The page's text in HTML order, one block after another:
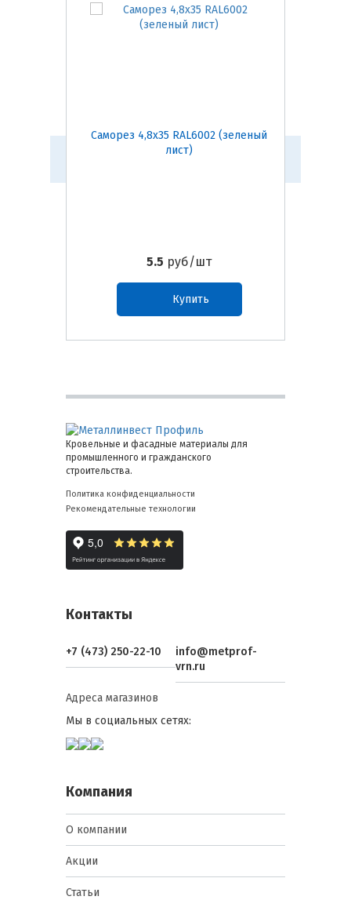
Саморез 4,8х35 RAL6002 (зеленый
лист)
5.5 руб/шт
Купить
Кровельные и фасадные материалы для
промышленного и гражданского
строительства.
Политика конфиденциальности
Рекомендательные технологии
Контакты
+7 (473) 250-22-10
info@metprof-
vrn.ru
Адреса магазинов
Мы в социальных сетях:
Компания
О компании
Акции
Статьи